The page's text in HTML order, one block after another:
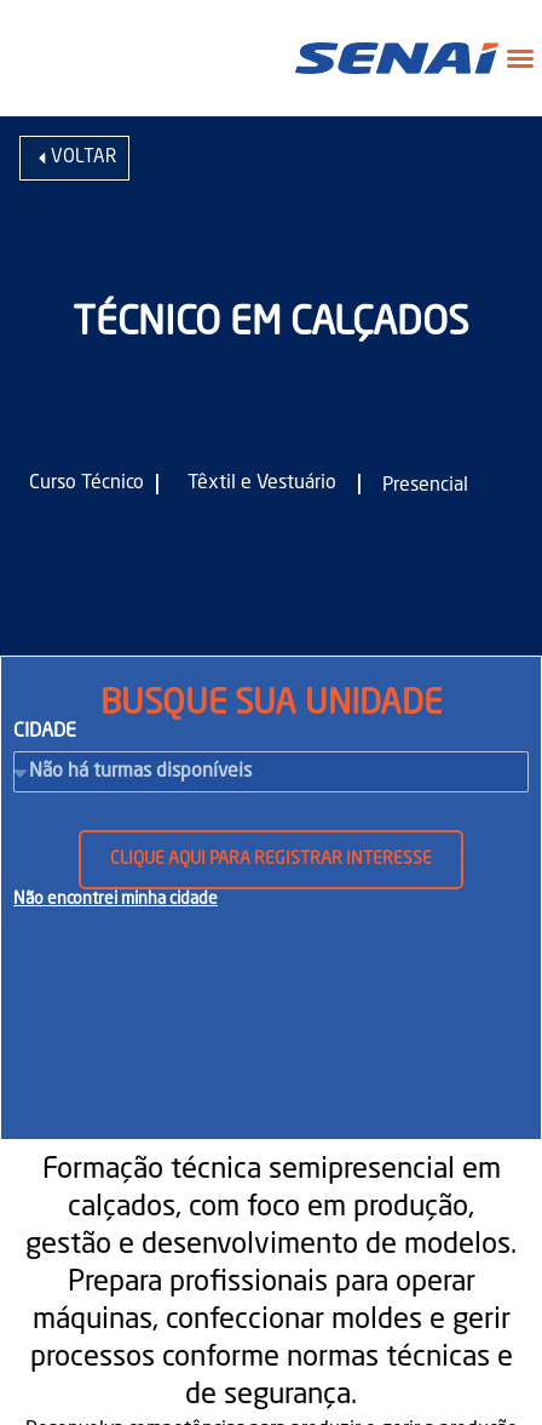
VOLTAR
TÉCNICO EM CALÇADOS
Curso Técnico | Têxtil e Vestuário | Presencial
BUSQUE SUA UNIDADE
CIDADE
CLIQUE AQUI PARA REGISTRAR INTERESSE
Não encontrei minha cidade
Formação técnica semipresencial em
calçados, com foco em produção,
gestão e desenvolvimento de modelos.
Prepara profissionais para operar
máquinas, confeccionar moldes e gerir
processos conforme normas técnicas e
de segurança.